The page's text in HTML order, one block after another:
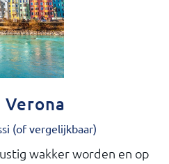
Verona
(of vergelijkbaar)
wakker worden en op